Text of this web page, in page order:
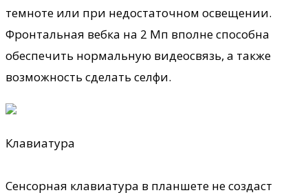
темноте или при недостаточном освещении.
Фронтальная вебка на 2 Мп вполне способна
обеспечить нормальную видеосвязь, а также
возможность сделать селфи.
Клавиатура
Сенсорная клавиатура в планшете не создаст